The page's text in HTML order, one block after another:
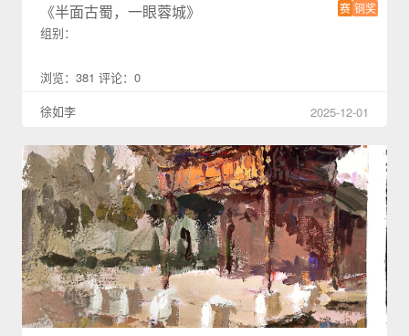
铜奖
赛
《半面古蜀，一眼蓉城》
组别：
浏览：381 评论：0
徐如李
2025-12-01